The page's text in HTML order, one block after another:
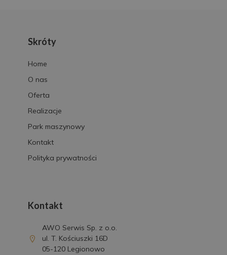
Skróty
Home
O nas
Oferta
Realizacje
Park maszynowy
Kontakt
Polityka prywatności
Kontakt
AWO Serwis Sp. z o.o.
ul. T. Kościuszki 16D
05-120 Legionowo